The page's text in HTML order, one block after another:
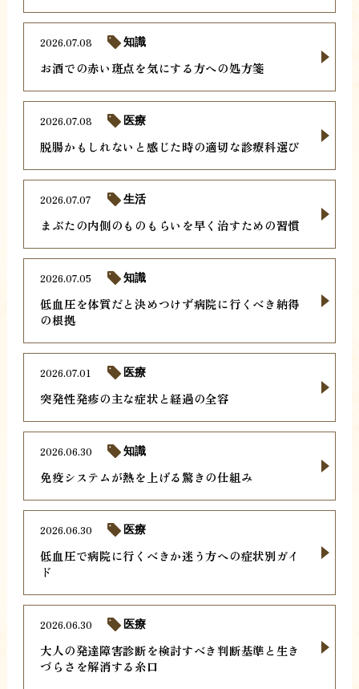
お酒での赤い斑点を気にする方への処方箋
2026.07.08 知識
脱腸かもしれないと感じた時の適切な診療科選び
2026.07.08 医療
まぶたの内側のものもらいを早く治すための習慣
2026.07.07 生活
低血圧を体質だと決めつけず病院に行くべき納得
の根拠
2026.07.05 知識
突発性発疹の主な症状と経過の全容
2026.07.01 医療
免疫システムが熱を上げる驚きの仕組み
2026.06.30 知識
低血圧で病院に行くべきか迷う方への症状別ガイ
ド
2026.06.30 医療
大人の発達障害診断を検討すべき判断基準と生き
づらさを解消する糸口
2026.06.30 医療